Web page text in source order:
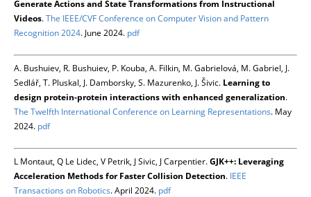
Generate Actions and State Transformations from Instructional
Videos.The IEEE/CVF Conference on Computer Vision and Pattern
Recognition 2024. June 2024. pdf
A. Bushuiev, R. Bushuiev, P. Kouba, A. Filkin, M. Gabrielová, M. Gabriel, J.
Sedlář, T. Pluskal, J. Damborsky, S. Mazurenko, J. Šivic. Learning to
design protein-protein interactions with enhanced generalization.
The Twelfth International Conference on Learning Representations. May
2024. pdf
L Montaut, Q Le Lidec, V Petrik, J Sivic, J Carpentier.GJK++: Leveraging
Acceleration Methods for Faster Collision Detection. IEEE
Transactions on Robotics. April 2024. pdf